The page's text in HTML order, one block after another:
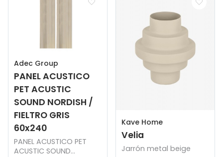
Adec Group
PANEL ACUSTICO
PET ACUSTIC
SOUND NORDISH /
FIELTRO GRIS
60x240
PANEL ACUSTICO PET
ACUSTIC SOUND
Kave Home
Velia
Jarrón metal beige